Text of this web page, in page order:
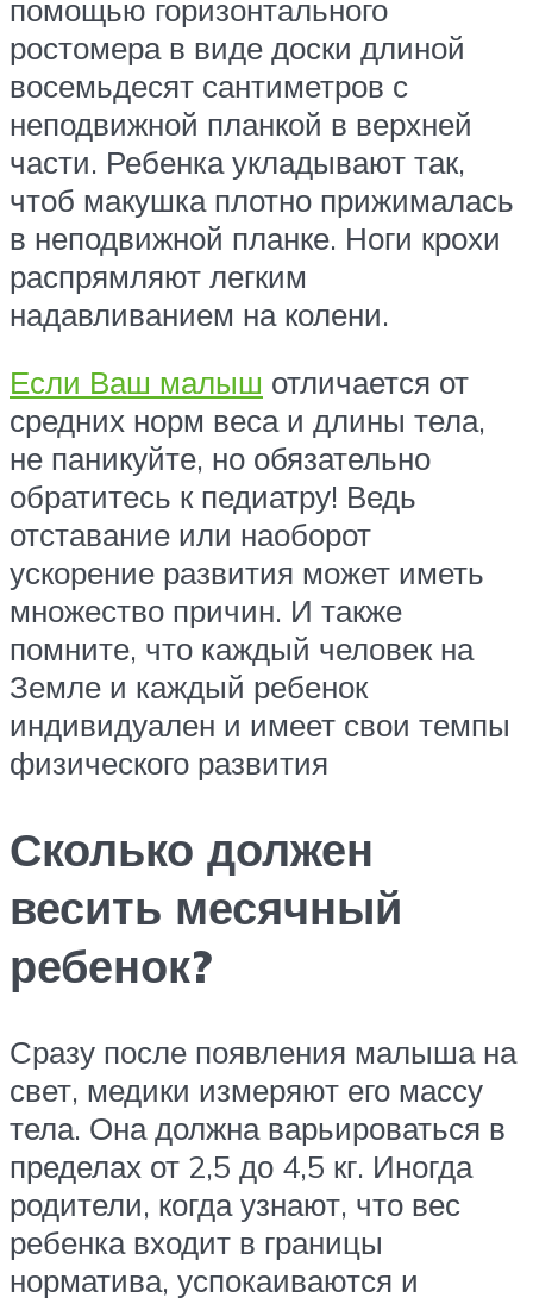
помощью горизонтального
ростомера в виде доски длиной
восемьдесят сантиметров с
неподвижной планкой в верхней
части. Ребенка укладывают так,
чтоб макушка плотно прижималась
в неподвижной планке. Ноги крохи
распрямляют легким
надавливанием на колени.
Если Ваш малыш отличается от
средних норм веса и длины тела,
не паникуйте, но обязательно
обратитесь к педиатру! Ведь
отставание или наоборот
ускорение развития может иметь
множество причин. И также
помните, что каждый человек на
Земле и каждый ребенок
индивидуален и имеет свои темпы
физического развития
Сколько должен
весить месячный
ребенок?
Сразу после появления малыша на
свет, медики измеряют его массу
тела. Она должна варьироваться в
пределах от 2,5 до 4,5 кг. Иногда
родители, когда узнают, что вес
ребенка входит в границы
норматива, успокаиваются и